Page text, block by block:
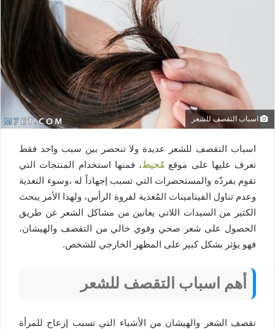
اسباب التقصف للشعر
اسباب التقصف للشعر عديدة ولا تنحصر بين سبب واحد فقط
تعرف عليها على موقع مُحيط، فمنها استخدام المنتجات التي
تقوم بفردّه والمستحضرات التي تسبب إجهاداً له ،وسوء التغذية
وعدم تناول الفيتامينات المُغذية لفروة الرأس، ولهذا الأمر يبحث
الكثير من السيدات اللاتي يعانين من مشاكل الشعر عن طريق
الحصول على شعر صحي وقوي خالي من التقصف والهيشان،
فهو يؤثر بشكل كبير على المظهر الخارجي للشخص.
أهم اسباب التقصف للشعر
تقصف الشعر والهيشان من الأشياء التي تسبب إزعاج للمرأة